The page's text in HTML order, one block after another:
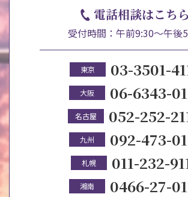
電話相談はこちら
受付時間：午前9:30～午後
東京 03-3501-
大阪 06-6343-
名古屋 052-252-
九州 092-473-
札幌 011-232-
湘南 0466-27-